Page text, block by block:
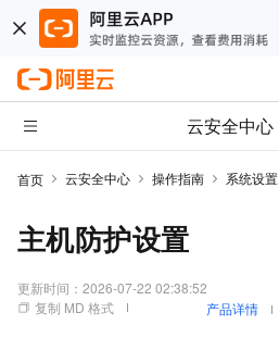
云安全中心
首页 云安全中心 操作指南 系统设置
主机防护设置
更新时间： 2026-07-22 02:38:52
复制 MD 格式
产品详情